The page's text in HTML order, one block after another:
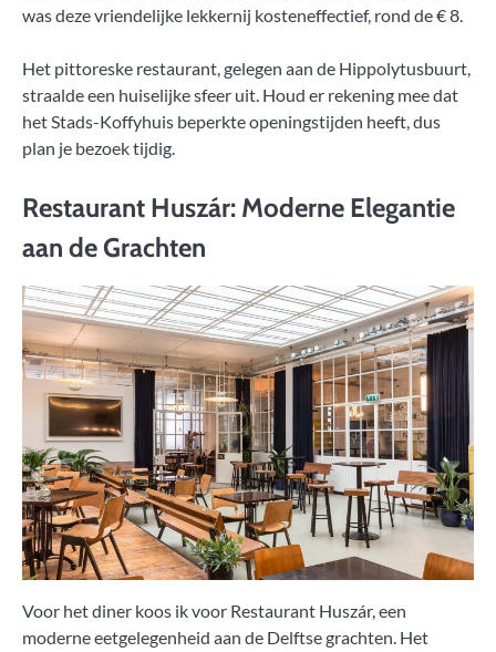
was deze vriendelijke lekkernij kosteneffectief, rond de € 8.
Het pittoreske restaurant, gelegen aan de Hippolytusbuurt,
straalde een huiselijke sfeer uit. Houd er rekening mee dat
het Stads-Koffyhuis beperkte openingstijden heeft, dus
plan je bezoek tijdig.
Restaurant Huszár: Moderne Elegantie
aan de Grachten
Voor het diner koos ik voor Restaurant Huszár, een
moderne eetgelegenheid aan de Delftse grachten. Het